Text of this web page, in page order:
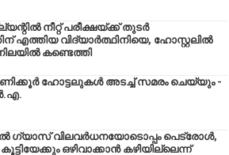
നീറ്റ് പരീക്ഷയ്ക്ക് തുടർ
എത്തിയ വിദ്യാർത്ഥിനിയെ, ഹോസ്റ്റലിൽ
കണ്ടെത്തി
ഹോട്ടലുകൾ അടച്ച് സമരം ചെയ്യും -
ഗ്യാസ് വിലവർധനയോടൊപ്പം പെട്രോൾ,
ഒഴിവാക്കാന്‍ കഴിയില്ലെന്ന്